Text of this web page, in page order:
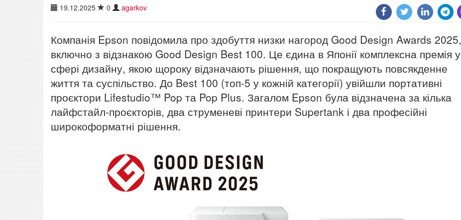
19.12.2025 0 agarkov
Компанія Epson повідомила про здобуття низки нагород Good Design Awards 2025,
включно з відзнакою Good Design Best 100. Це єдина в Японії комплексна премія у
сфері дизайну, якою щороку відзначають рішення, що покращують повсякденне
життя та суспільство. До Best 100 (топ-5 у кожній категорії) увійшли портативні
проєктори Lifestudio™ Pop та Pop Plus. Загалом Epson була відзначена за кілька
лайфстайл-проєкторів, два струменеві принтери Supertank і два професійні
широкоформатні рішення.